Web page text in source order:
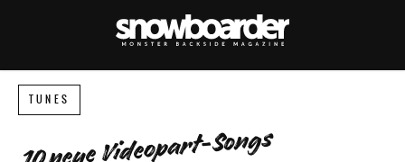
TUNES
10 neue Videopart-Songs